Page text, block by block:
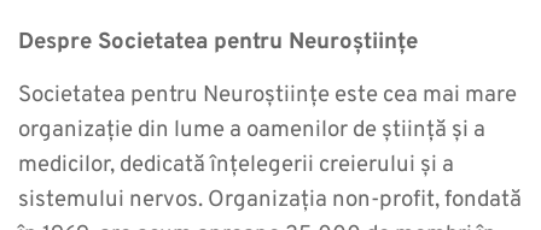
Despre Societatea pentru Neuroștiințe
Societatea pentru Neuroștiințe este cea mai mare
organizație din lume a oamenilor de știință și a
medicilor, dedicată înțelegerii creierului și a
sistemului nervos. Organizația non-profit, fondată